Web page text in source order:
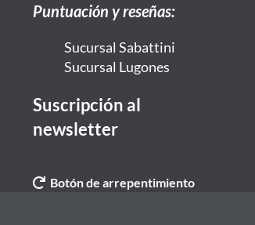
Puntuación y reseñas:
Sucursal Sabattini
Sucursal Lugones
Suscripción al
newsletter
Botón de arrepentimiento